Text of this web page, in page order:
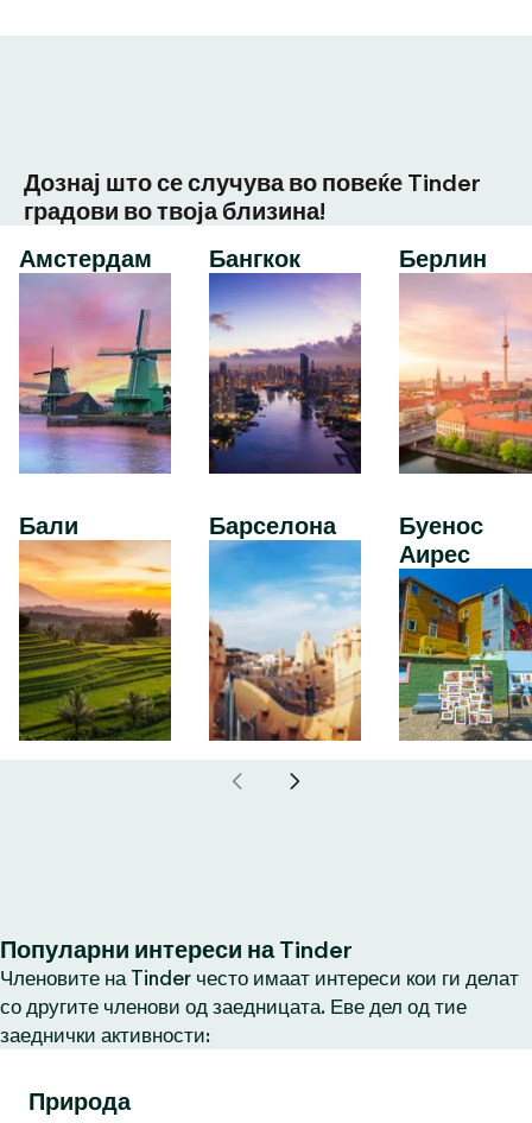
Дознај што се случува во повеќе Tinder
градови во твоја близина!
Амстердам
Бали
Бангкок
Барселона
Берлин
Буенос
Аирес
Популарни интереси на Tinder
Членовите на Tinder често имаат интереси кои ги делат
со другите членови од заедницата. Еве дел од тие
заеднички активности:
Природа